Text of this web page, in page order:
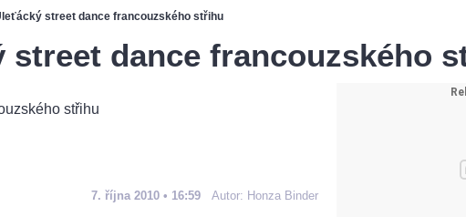
street dance francouzského střihu
street dance francouzského
7. října 2010 • 16:59 Autor: Honza Binder